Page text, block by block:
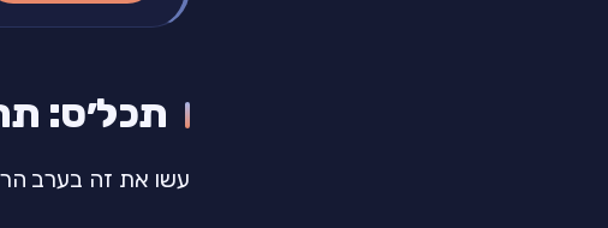
תכל׳ס: תרגיל של 2 דקות
עשו את זה בערב